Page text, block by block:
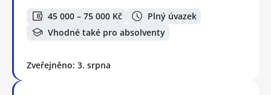
45 000 – 75 000 Kč
Plný úvazek
Vhodné také pro absolventy
Zveřejněno: 3. srpna